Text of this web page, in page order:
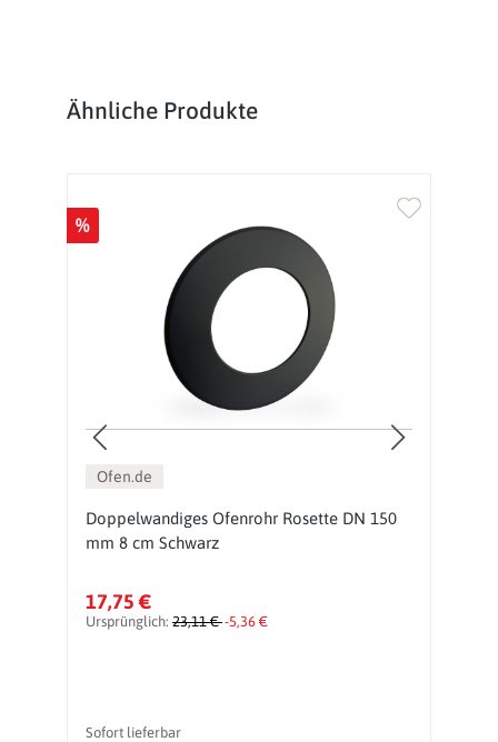
Produktgalerie überspringen
Ähnliche Produkte
%
Ofen.de
Doppelwandiges Ofenrohr Rosette DN 150
mm 8 cm Schwarz
17,75 €
Ursprünglich: 23,11 €-5,36 €
Sofort lieferbar